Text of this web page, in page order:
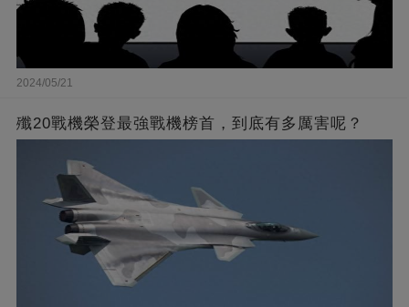
2024/05/21
殲20戰機榮登最強戰機榜首，到底有多厲害呢？